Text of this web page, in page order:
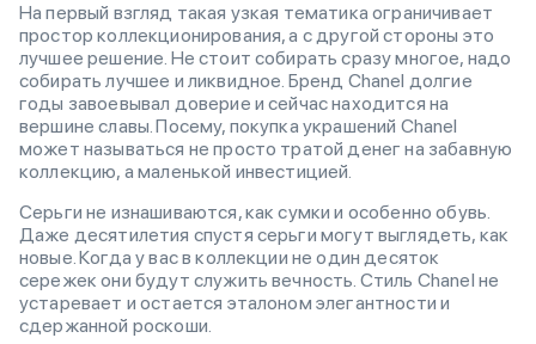
На первый взгляд такая узкая тематика ограничивает
простор коллекционирования, а с другой стороны это
лучшее решение. Не стоит собирать сразу многое, надо
собирать лучшее и ликвидное. Бренд Chanel долгие
годы завоевывал доверие и сейчас находится на
вершине славы. Посему, покупка украшений Chanel
может называться не просто тратой денег на забавную
коллекцию, а маленькой инвестицией.
Серьги не изнашиваются, как сумки и особенно обувь.
Даже десятилетия спустя серьги могут выглядеть, как
новые. Когда у вас в коллекции не один десяток
сережек они будут служить вечность. Стиль Chanel не
устаревает и остается эталоном элегантности и
сдержанной роскоши.